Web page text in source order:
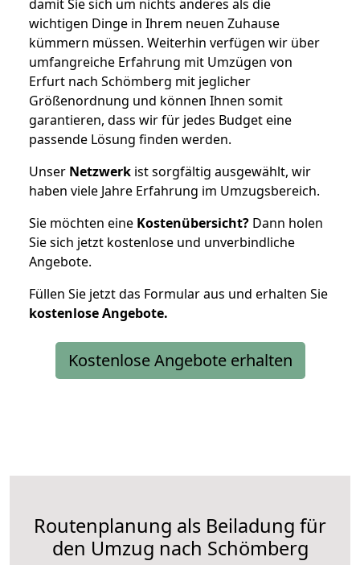
damit Sie sich um nichts anderes als die
wichtigen Dinge in Ihrem neuen Zuhause
kümmern müssen. Weiterhin verfügen wir über
umfangreiche Erfahrung mit Umzügen von
Erfurt nach Schömberg mit jeglicher
Größenordnung und können Ihnen somit
garantieren, dass wir für jedes Budget eine
passende Lösung finden werden.
Unser Netzwerk ist sorgfältig ausgewählt, wir
haben viele Jahre Erfahrung im Umzugsbereich.
Sie möchten eine Kostenübersicht? Dann holen
Sie sich jetzt kostenlose und unverbindliche
Angebote.
Füllen Sie jetzt das Formular aus und erhalten Sie
kostenloseAngebote.
Kostenlose Angebote erhalten
Routenplanung als Beiladung für
den Umzug nach Schömberg